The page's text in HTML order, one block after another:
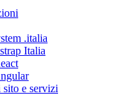
.italia
Italia
e servizi